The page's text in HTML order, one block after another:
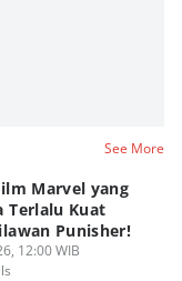
See More
Marvel yang
Terlalu Kuat
Punisher!
12:00 WIB